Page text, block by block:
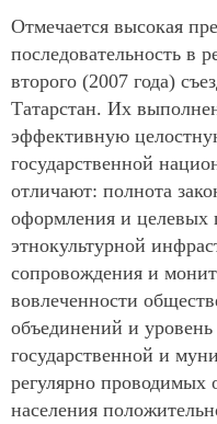
Отмечается высокая
последовательность в
второго (2007 года)
Татарстан. Их
эффективную
государственной
отличают: полнота
оформления и целевых
этнокультурной
сопровождения и
вовлеченности
объединений и уровень
государственной и
регулярно проводимых
населения